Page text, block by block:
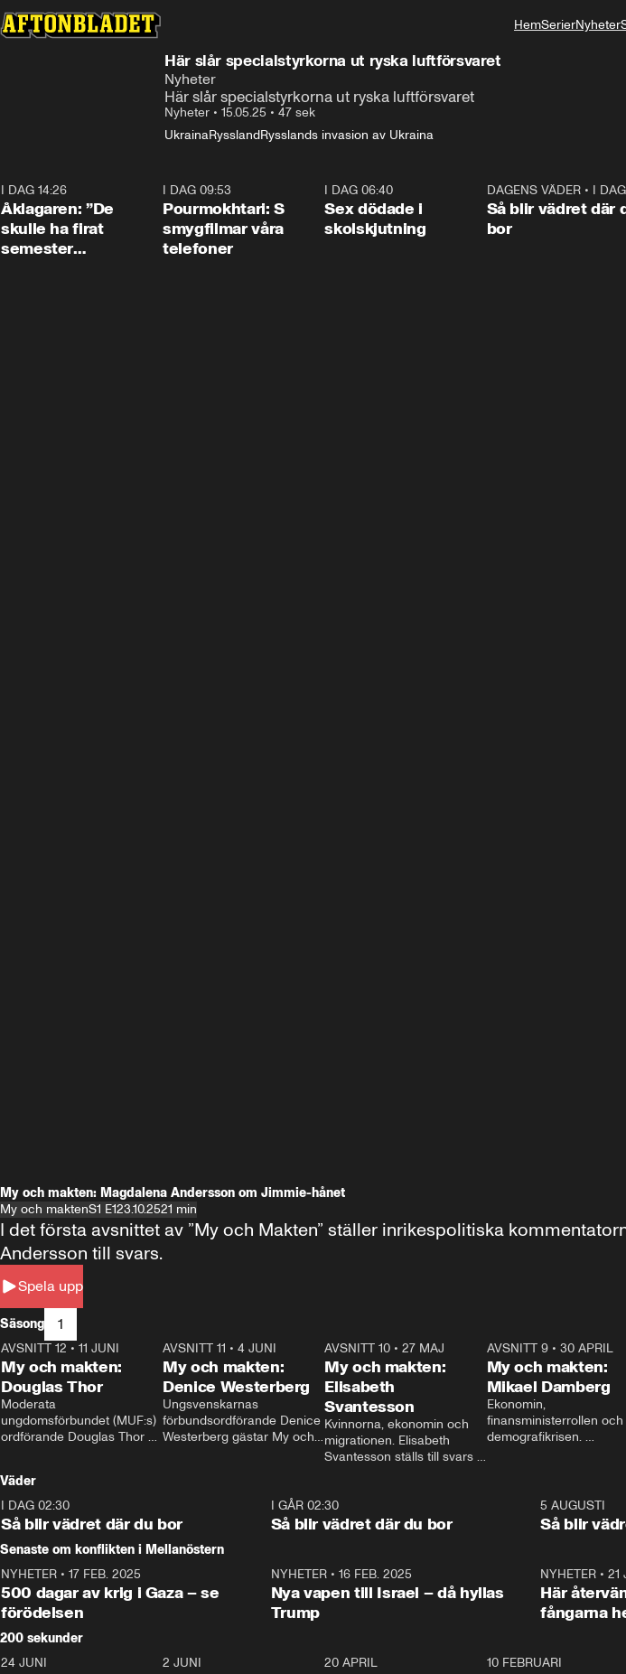
HemSerierNyheter
Här slår specialstyrkorna ut ryska luftförsvaret
Nyheter
Här slår specialstyrkorna ut ryska luftförsvaret
Nyheter • 15.05.25 • 47 sek
UkrainaRysslandRysslands invasion av Ukraina
I DAG 14:26
Åklagaren: ”De
skulle ha firat
semester
I DAG 09:53
Pourmokhtari: S
smygfilmar våra
telefoner
I DAG 06:40
Sex dödade i
skolskjutning
DAGENS VÄDER• I
Så blir vädret där
bor
My och makten: Magdalena Andersson om Jimmie-hånet
My och maktenS1 E123.10.2521 min
Spela upp
I det första avsnittet av ”My och Makten” ställer inrikespolitiska
Andersson till svars.
Säsong 1
26:27
AVSNITT 12 • 11 JUNI
My och makten:
Douglas Thor
Moderata
ungdomsförbundet (MUF:s)
ordförande Douglas Thor
tonårsutvisningarna och hur
Moderaterna ska locka
väljare till valet i höst.
23:40
AVSNITT 11 •4 JUNI
My och makten:
Denice Westerberg
Ungsvenskarnas
förbundsordförande Denice
Westerberg gästar My och
AVSNITT 10 •27 MAJ
My och makten:
Elisabeth
Svantesson
Kvinnorna, ekonomin och
migrationen. Elisabeth
Svantesson ställs till svars
AVSNITT 9• 30 APRIL
My och makten:
Mikael Damberg
Ekonomin,
finansministerrollen och
demografikrisen.
och Makten.
Väder
I DAG 02:30
Så blir vädret där du bor
1:06
I GÅR 02:30
Så blir vädret där du bor
5 AUGUSTI
Så blir
Senaste om konflikten i Mellanöstern
NYHETER • 17 FEB. 2025
500 dagar av krig i Gaza – se
förödelsen
NYHETER• 16 FEB. 2025
Nya vapen till Israel – då hyllas
Trump
NYHETER •21
Här
fångarna
200 sekunder
5:00
24 JUNI 4:23
2 JUNI 20 APRIL 10 FEBRUARI